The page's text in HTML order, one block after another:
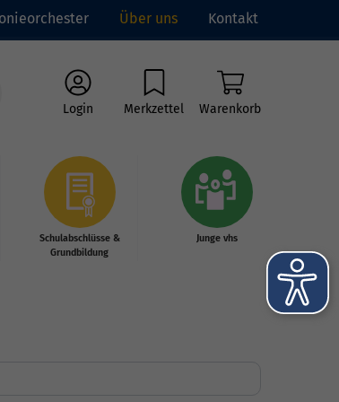
Über uns Kontakt
Login Merkzettel Warenkorb
Schulabschlüsse &
Grundbildung
Junge vhs